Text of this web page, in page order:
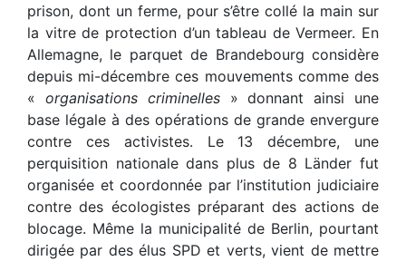
prison, dont un ferme, pour s’être collé la main sur
la vitre de protection d’un tableau de Vermeer. En
Allemagne, le parquet de Brandebourg considère
depuis mi-décembre ces mouvements comme des
« organisations criminelles» donnant ainsi une
base légale à des opérations de grande envergure
contre ces activistes. Le 13 décembre, une
perquisition nationale dans plus de 8 Länder fut
organisée et coordonnée par l’institution judiciaire
contre des écologistes préparant des actions de
blocage. Même la municipalité de Berlin, pourtant
dirigée par des élus SPD et verts, vient de mettre